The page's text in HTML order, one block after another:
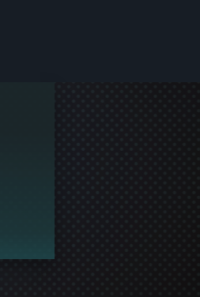
えてみましょう。